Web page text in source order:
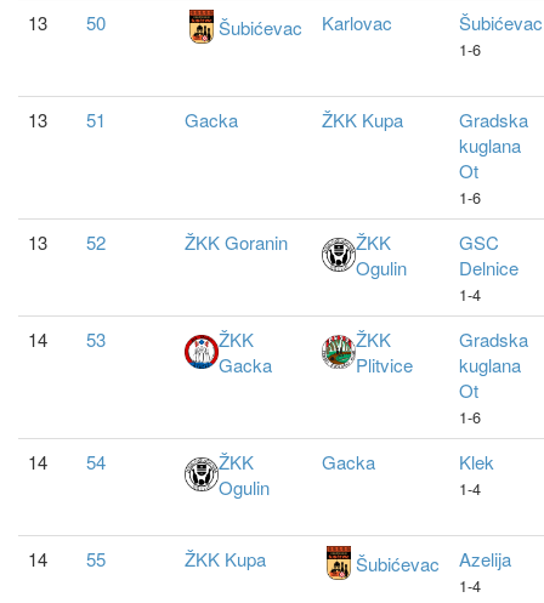
13 50 Šubićevac Karlovac Šubićevac
1-6
13 51 Gacka ŽKK Kupa
Gradska
kuglana
Ot
1-6
13 52 ŽKK Goranin
ŽKK
Ogulin
GSC
Delnice
1-4
14 53
ŽKK
Gacka
ŽKK
Plitvice
Gradska
kuglana
Ot
1-6
14 54
ŽKK
Ogulin
Gacka Klek
1-4
14 55 ŽKK Kupa Šubićevac Azelija
1-4